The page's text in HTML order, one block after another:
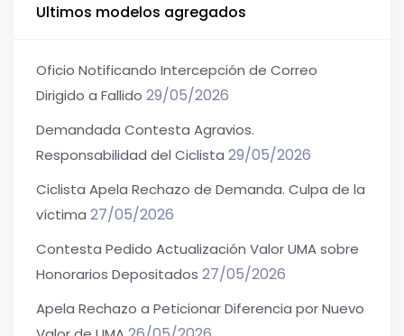
Ultimos modelos agregados
Oficio Notificando Intercepción de Correo
Dirigido a Fallido 29/05/2026
Demandada Contesta Agravios.
Responsabilidad del Ciclista 29/05/2026
Ciclista Apela Rechazo de Demanda. Culpa de la
víctima 27/05/2026
Contesta Pedido Actualización Valor UMA sobre
Honorarios Depositados 27/05/2026
Apela Rechazo a Peticionar Diferencia por Nuevo